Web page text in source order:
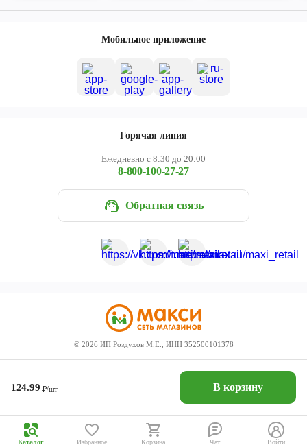
124.99 ₽/шт В корзину
Мобильное приложение
Горячая линия
Ежедневно с 8:30 до 20:00
8-800-100-27-27
Обратная связь
© 2026 ИП Роздухов М.Е., ИНН 352500101378
Каталог Избранное Корзина Чат Войти